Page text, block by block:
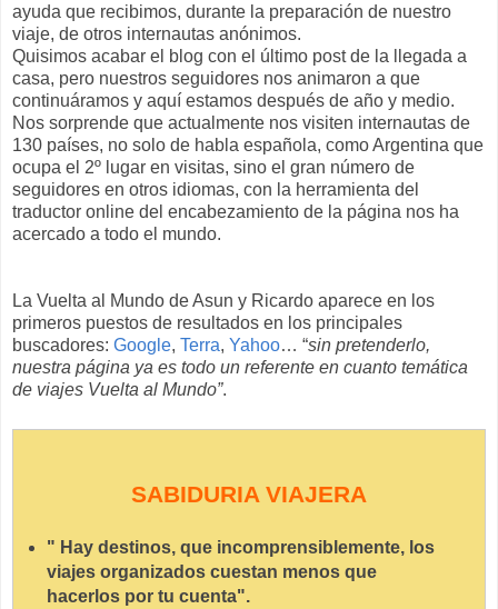
ayuda que recibimos, durante la preparación de nuestro
viaje, de otros internautas anónimos.
Quisimos acabar el blog con el último post de la llegada a
casa, pero nuestros seguidores nos animaron a que
continuáramos y aquí estamos después de año y medio.
Nos sorprende que actualmente nos visiten internautas de
130 países, no solo de habla española, como Argentina que
ocupa el 2º lugar en visitas, sino el gran número de
seguidores en otros idiomas, con la herramienta del
traductor online del encabezamiento de la página nos ha
acercado a todo el mundo.
La Vuelta al Mundo de Asun y Ricardo aparece en los
primeros puestos de resultados en los principales
buscadores: Google, Terra, Yahoo… “sin pretenderlo,
nuestra página ya es todo un referente en cuanto temática
de viajes Vuelta al Mundo”.
SABIDURIA VIAJERA
" Hay destinos, que incomprensiblemente, los
viajes organizados cuestan menos que
hacerlos por tu cuenta".